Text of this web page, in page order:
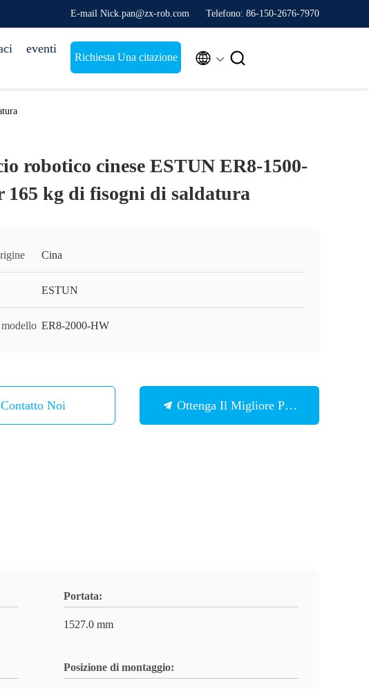
E-mail Nick.pan@zx-rob.com Telefono: 86-150-2676-7970
eventi
Richiesta Una citazione  
robotico cinese ESTUN ER8-1500-
165 kg di fisogni di saldatura
Cina
ESTUN
ER8-2000-HW
Contatto Noi Ottenga Il Migliore Prezzo
Portata:
1527.0 mm
Posizione di montaggio: